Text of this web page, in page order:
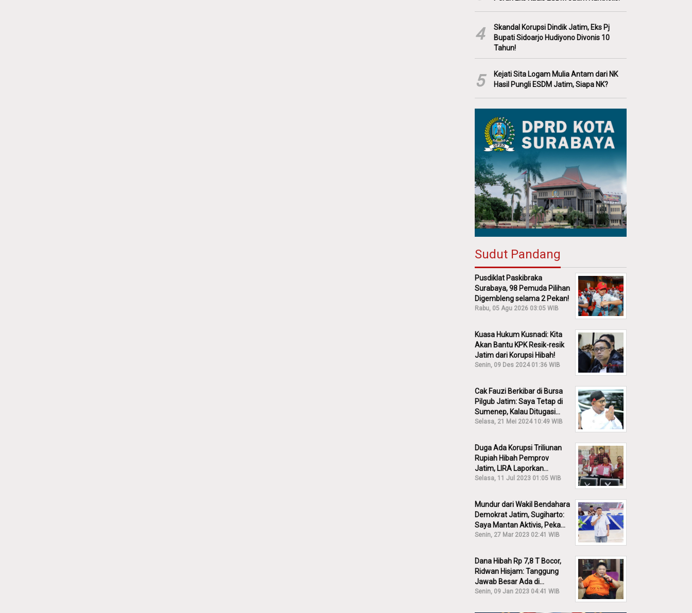
4
Skandal Korupsi Dindik Jatim, Eks Pj
Bupati Sidoarjo Hudiyono Divonis 10
Tahun!
5
Kejati Sita Logam Mulia Antam dari NK
Hasil Pungli ESDM Jatim, Siapa NK?
Sudut Pandang
Pusdiklat Paskibraka
Surabaya, 98 Pemuda Pilihan
Digembleng selama 2 Pekan!
Rabu, 05 Agu 2026 03:05 WIB
Kuasa Hukum Kusnadi: Kita
Akan Bantu KPK Resik-resik
Jatim dari Korupsi Hibah!
Senin, 09 Des 2024 01:36 WIB
Cak Fauzi Berkibar di Bursa
Pilgub Jatim: Saya Tetap di
Sumenep, Kalau Ditugasi
Partai Lain Cerita!
Selasa, 21 Mei 2024 10:49 WIB
Duga Ada Korupsi Triliunan
Rupiah Hibah Pemprov
Jatim, LIRA Laporkan
Khofifah ke KPK: Dia Harus
Selasa, 11 Jul 2023 01:05 WIB
Mundur dari Wakil Bendahara
Demokrat Jatim, Sugiharto:
Saya Mantan Aktivis, Peka
Sekali Kalau Ada yang
Senin, 27 Mar 2023 02:41 WIB
Dana Hibah Rp 7,8 T Bocor,
Ridwan Hisjam: Tanggung
Jawab Besar Ada di
Pemprov, Bukan DPRD Jatim!
Senin, 09 Jan 2023 04:41 WIB